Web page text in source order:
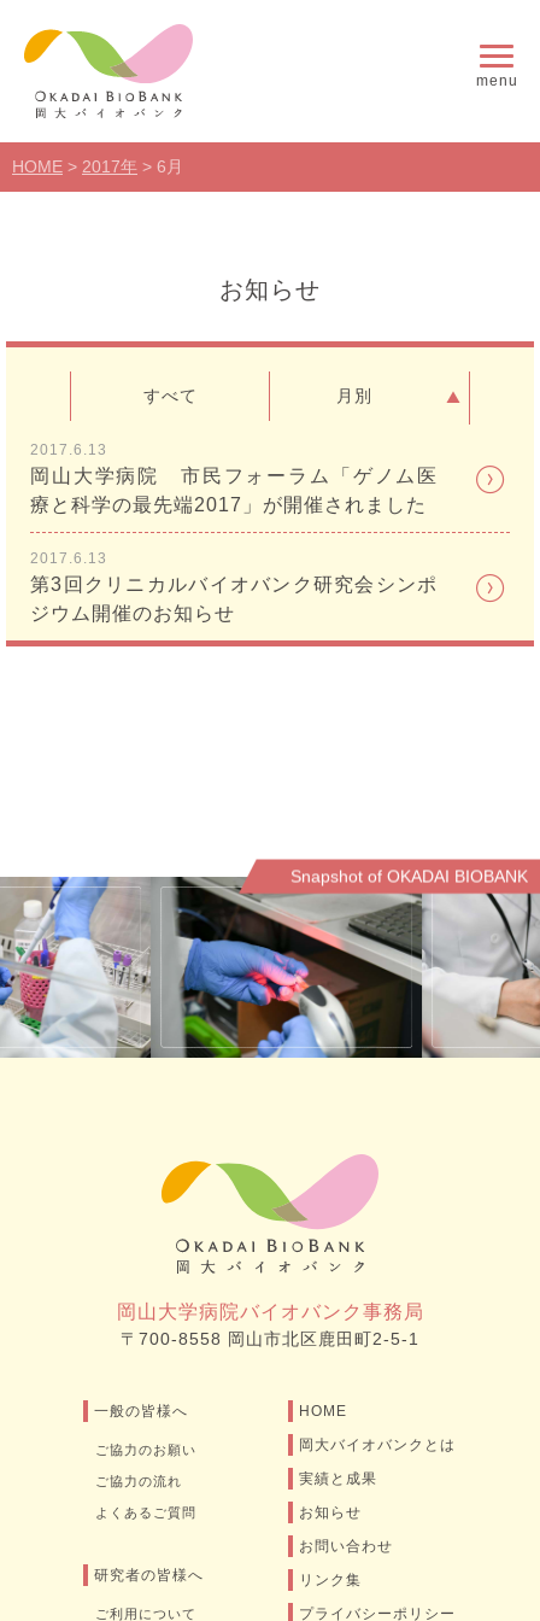
menu
HOME > 2017年 > 6月
お知らせ
すべて 月別
2017.6.13
岡山大学病院 市民フォーラム「ゲノム医
療と科学の最先端2017」が開催されました
2017.6.13
第3回クリニカルバイオバンク研究会シンポ
ジウム開催のお知らせ
Snapshot of OKADAI BIOBANK
岡山大学病院バイオバンク事務局
〒700-8558 岡山市北区鹿田町2-5-1
一般の皆様へ
ご協力のお願い
ご協力の流れ
よくあるご質問
研究者の皆様へ
ご利用について
HOME
岡大バイオバンクとは
実績と成果
お知らせ
お問い合わせ
リンク集
プライバシーポリシー